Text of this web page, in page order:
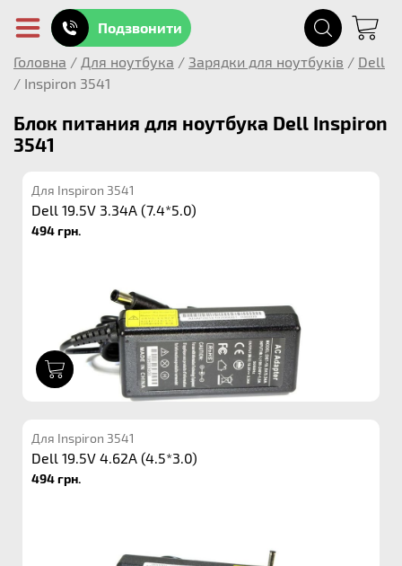
Подзвонити
Головна / Для ноутбука / Зарядки для ноутбуків / Dell
/ Inspiron 3541
Блок питания для ноутбука Dell Inspiron
3541
Для Inspiron 3541
Dell 19.5V 3.34A (7.4*5.0)
494 грн.
Для Inspiron 3541
Dell 19.5V 4.62A (4.5*3.0)
494 грн.